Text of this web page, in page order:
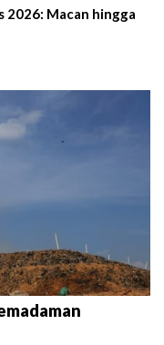
2026: Macan hingga